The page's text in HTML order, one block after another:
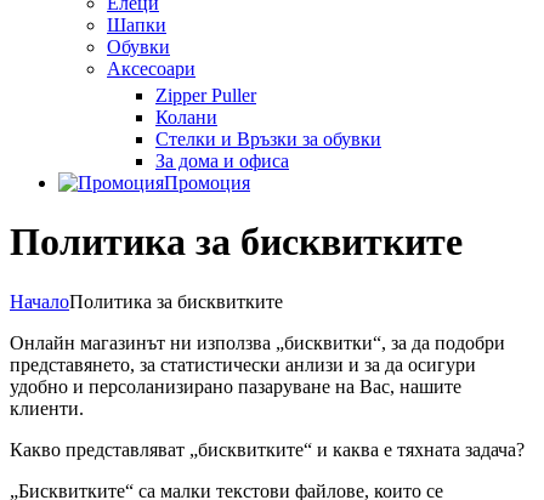
Шапки
Обувки
Аксесоари
Zipper Puller
Колани
Стелки и Връзки за обувки
За дома и офиса
Промоция
Политика за бисквитките
НачалоПолитика за бисквитките
Онлайн магазинът ни използва „бисквитки“, за да подобри
представянето, за статистически анлизи и за да осигури
удобно и персоланизирано пазаруване на Вас, нашите
клиенти.
Какво представляват „бисквитките“ и каква е тяхната задача?
„Бисквитките“ са малки текстови файлове, които се